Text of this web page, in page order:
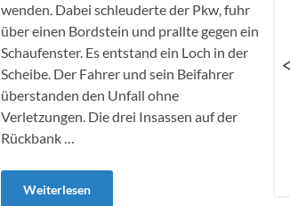
wenden. Dabei schleuderte der Pkw, fuhr
über einen Bordstein und prallte gegen ein
Schaufenster. Es entstand ein Loch in der
Scheibe. Der Fahrer und sein Beifahrer
überstanden den Unfall ohne
Verletzungen. Die drei Insassen auf der
Rückbank …
Weiterlesen